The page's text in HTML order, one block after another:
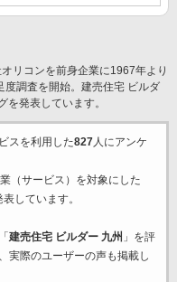
リコンを前身企業に1967年より
度調査を開始。建売住宅 ビルダ
を発表しています。
スを利用した827人にアンケ
（サービス）を対象にした
しています。
建売住宅 ビルダー 九州 」を評
実際のユーザーの声も掲載し